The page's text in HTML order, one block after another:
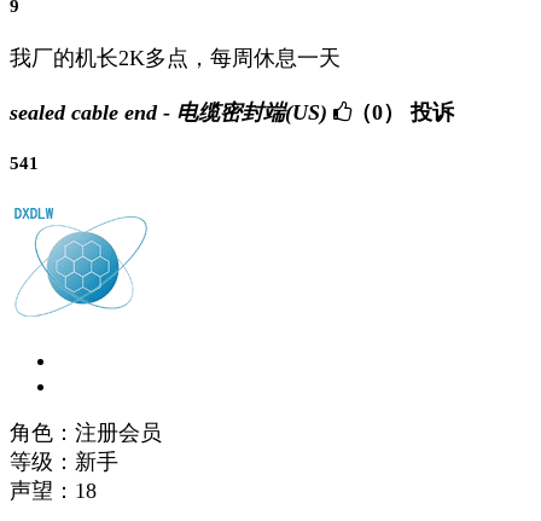
9
我厂的机长2K多点，每周休息一天
sealed cable end - 电缆密封端(US) （0） 投诉
541
角色：注册会员
等级：新手
声望： 18